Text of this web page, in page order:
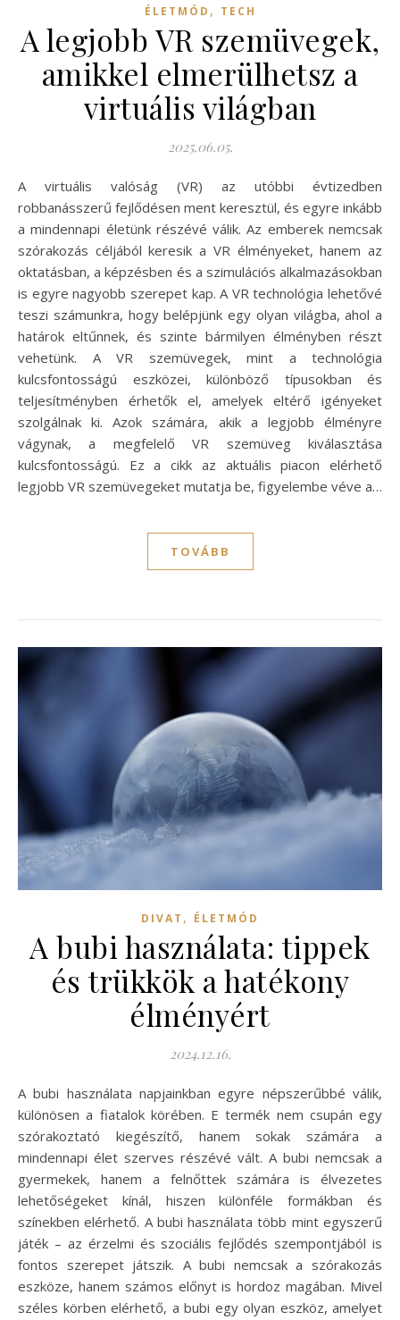
ÉLETMÓD , TECH
A legjobb VR szemüvegek,
amikkel elmerülhetsz a
virtuális világban
2025.06.05.
A virtuális valóság (VR) az utóbbi évtizedben
robbanásszerű fejlődésen ment keresztül, és egyre inkább
a mindennapi életünk részévé válik. Az emberek nemcsak
szórakozás céljából keresik a VR élményeket, hanem az
oktatásban, a képzésben és a szimulációs alkalmazásokban
is egyre nagyobb szerepet kap. A VR technológia lehetővé
teszi számunkra, hogy belépjünk egy olyan világba, ahol a
határok eltűnnek, és szinte bármilyen élményben részt
vehetünk. A VR szemüvegek, mint a technológia
kulcsfontosságú eszközei, különböző típusokban és
teljesítményben érhetők el, amelyek eltérő igényeket
szolgálnak ki. Azok számára, akik a legjobb élményre
vágynak, a megfelelő VR szemüveg kiválasztása
kulcsfontosságú. Ez a cikk az aktuális piacon elérhető
legjobb VR szemüvegeket mutatja be, figyelembe véve a…
TOVÁBB
DIVAT , ÉLETMÓD
A bubi használata: tippek
és trükkök a hatékony
élményért
2024.12.16.
A bubi használata napjainkban egyre népszerűbbé válik,
különösen a fiatalok körében. E termék nem csupán egy
szórakoztató kiegészítő, hanem sokak számára a
mindennapi élet szerves részévé vált. A bubi nemcsak a
gyermekek, hanem a felnőttek számára is élvezetes
lehetőségeket kínál, hiszen különféle formákban és
színekben elérhető. A bubi használata több mint egyszerű
játék – az érzelmi és szociális fejlődés szempontjából is
fontos szerepet játszik. A bubi nemcsak a szórakozás
eszköze, hanem számos előnyt is hordoz magában. Mivel
széles körben elérhető, a bubi egy olyan eszköz, amelyet